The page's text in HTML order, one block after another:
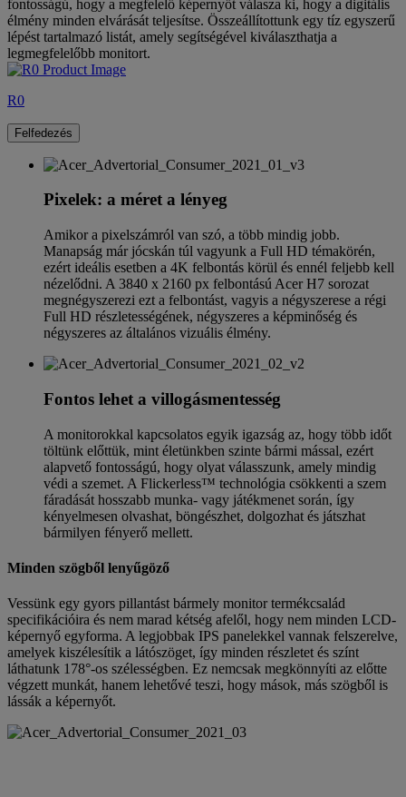
fontosságú, hogy a megfelelő képernyőt válasza ki, hogy a digitális
élmény minden elvárását teljesítse. Összeállítottunk egy tíz egyszerű
lépést tartalmazó listát, amely segítségével kiválaszthatja a
legmegfelelőbb monitort.
R0
Felfedezés
Pixelek: a méret a lényeg
Amikor a pixelszámról van szó, a több mindig jobb.
Manapság már jócskán túl vagyunk a Full HD témakörén,
ezért ideális esetben a 4K felbontás körül és ennél feljebb kell
nézelődni. A 3840 x 2160 px felbontású Acer H7 sorozat
megnégyszerezi ezt a felbontást, vagyis a négyszerese a régi
Full HD részletességének, négyszeres a képminőség és
négyszeres az általános vizuális élmény.
Fontos lehet a villogásmentesség
A monitorokkal kapcsolatos egyik igazság az, hogy több időt
töltünk előttük, mint életünkben szinte bármi mással, ezért
alapvető fontosságú, hogy olyat válasszunk, amely mindig
védi a szemet. A Flickerless™ technológia csökkenti a szem
fáradását hosszabb munka- vagy játékmenet során, így
kényelmesen olvashat, böngészhet, dolgozhat és játszhat
bármilyen fényerő mellett.
Minden szögből lenyűgöző
Vessünk egy gyors pillantást bármely monitor termékcsalád
specifikációira és nem marad kétség afelől, hogy nem minden LCD-
képernyő egyforma. A legjobbak IPS panelekkel vannak felszerelve,
amelyek kiszélesítik a látószöget, így minden részletet és színt
láthatunk 178°-os szélességben. Ez nemcsak megkönnyíti az előtte
végzett munkát, hanem lehetővé teszi, hogy mások, más szögből is
lássák a képernyőt.